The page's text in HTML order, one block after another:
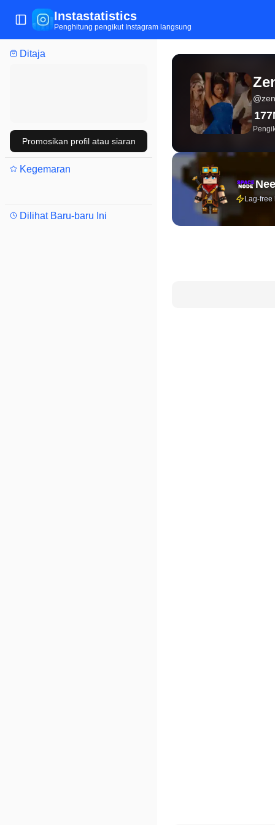
Ditaja
Promosikan profil atau siaran
Kegemaran
Dilihat Baru-baru Ini
Tukar menu
Instastatistics
Penghitung pengikut Instagram langsung
Statistik Instagram
@
Lag-free